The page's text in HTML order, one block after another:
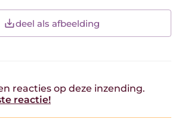
deel als afbeelding
reacties op deze inzending.
reactie!